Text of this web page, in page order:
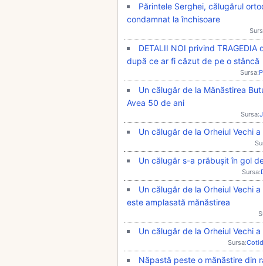
Părintele Serghei, călugărul
condamnat la închisoare
DETALII NOI privind
după ce ar fi căzut de pe o stâncă
Sursa:
Un călugăr de la Mănăstirea
Avea 50 de ani
Sursa:
Un călugăr de la Orheiul Vechi
Un călugăr s-a prăbușit în gol
Sursa:
Un călugăr de la Orheiul Vechi
este amplasată mănăstirea
Un călugăr de la Orheiul Vechi
Sursa:
Năpastă peste o mănăstire din